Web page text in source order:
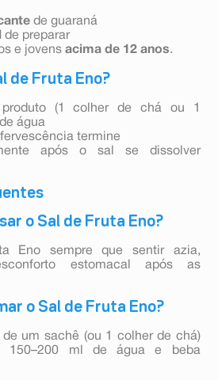
de guaraná
de preparar
e jovensacima de 12 anos.
de Fruta Eno?
(1 colher de chá ou 1
água
termine
após o sal se dissolver
o Sal de Fruta Eno?
Eno sempre que sentir azia,
estomacal após as
o Sal de Fruta Eno?
um sachê (ou 1 colher de chá)
150–200 ml de água e beba